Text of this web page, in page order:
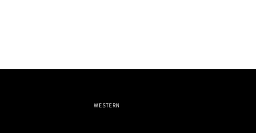
WESTERN